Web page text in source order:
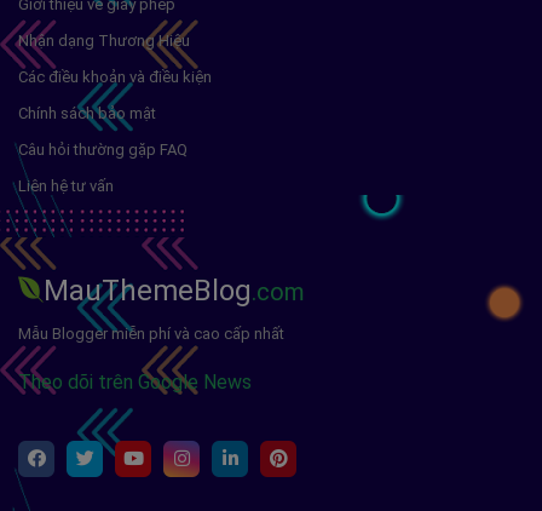
Giới thiệu về giấy phép
Nhận dạng Thương Hiệu
Các điều khoản và điều kiện
Chính sách bảo mật
Câu hỏi thường gặp FAQ
Liên hệ tư vấn
MauThemeBlog.com
Mẫu Blogger miễn phí và cao cấp nhất
Theo dõi trên Google News